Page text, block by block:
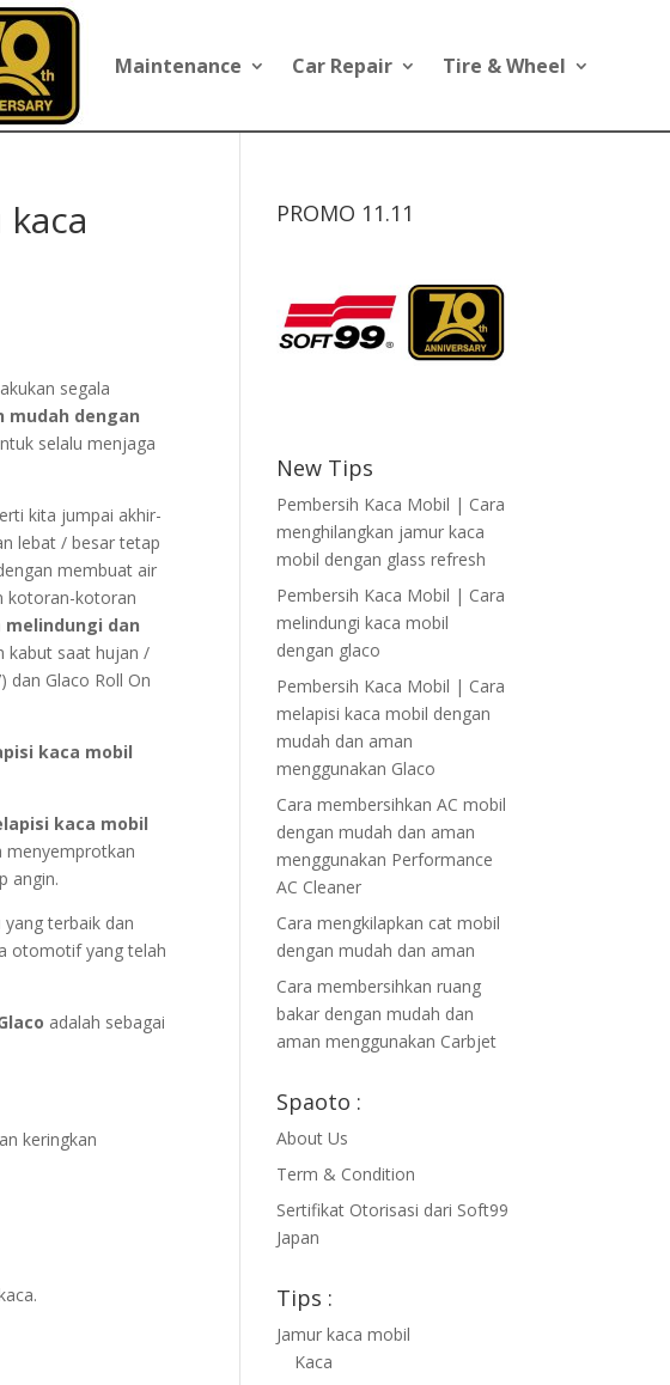
Maintenance Car Repair Tire & Wheel
segala
mudah dengan
selalu menjaga
kita jumpai akhir-
lebat / besar tetap
membuat air
kotoran-kotoran
melindungi dan
kabut saat hujan /
dan Glaco Roll On
kaca mobil
kaca mobil
menyemprotkan
angin.
terbaik dan
otomotif yang telah
adalah sebagai
keringkan
PROMO 11.11
New Tips
Pembersih Kaca Mobil | Cara
menghilangkan jamur kaca
mobil dengan glass refresh
Pembersih Kaca Mobil | Cara
melindungi kaca mobil
dengan glaco
Pembersih Kaca Mobil | Cara
melapisi kaca mobil dengan
mudah dan aman
menggunakan Glaco
Cara membersihkan AC mobil
dengan mudah dan aman
menggunakan Performance
AC Cleaner
Cara mengkilapkan cat mobil
dengan mudah dan aman
Cara membersihkan ruang
bakar dengan mudah dan
aman menggunakan Carbjet
Spaoto :
About Us
Term & Condition
Sertifikat Otorisasi dari Soft99
Japan
Tips :
Jamur kaca mobil
Kaca